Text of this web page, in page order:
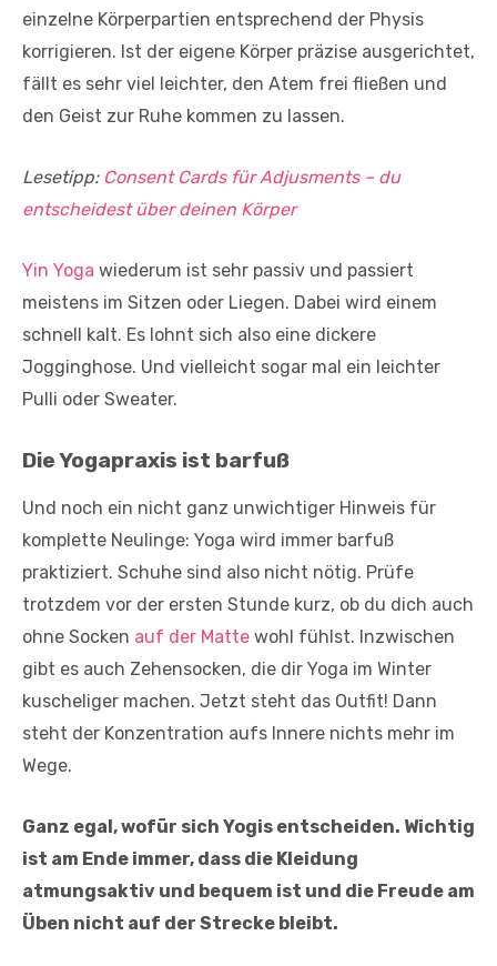
einzelne Körperpartien entsprechend der Physis
korrigieren. Ist der eigene Körper präzise ausgerichtet,
fällt es sehr viel leichter, den Atem frei fließen und
den Geist zur Ruhe kommen zu lassen.
Lesetipp: Consent Cards für Adjusments – du
entscheidest über deinen Körper
Yin Yoga wiederum ist sehr passiv und passiert
meistens im Sitzen oder Liegen. Dabei wird einem
schnell kalt. Es lohnt sich also eine dickere
Jogginghose. Und vielleicht sogar mal ein leichter
Pulli oder Sweater.
Die Yogapraxis ist barfuß
Und noch ein nicht ganz unwichtiger Hinweis für
komplette Neulinge: Yoga wird immer barfuß
praktiziert. Schuhe sind also nicht nötig. Prüfe
trotzdem vor der ersten Stunde kurz, ob du dich auch
ohne Socken auf der Matte wohl fühlst. Inzwischen
gibt es auch Zehensocken, die dir Yoga im Winter
kuscheliger machen. Jetzt steht das Outfit! Dann
steht der Konzentration aufs Innere nichts mehr im
Wege.
Ganz egal, wofür sich Yogis entscheiden. Wichtig
ist am Ende immer, dass die Kleidung
atmungsaktiv und bequem ist und die Freude am
Üben nicht auf der Strecke bleibt.